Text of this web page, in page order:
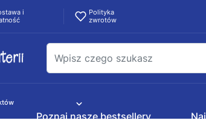
i
Polityka
zwrotów
Poznaj nasze bestsellery